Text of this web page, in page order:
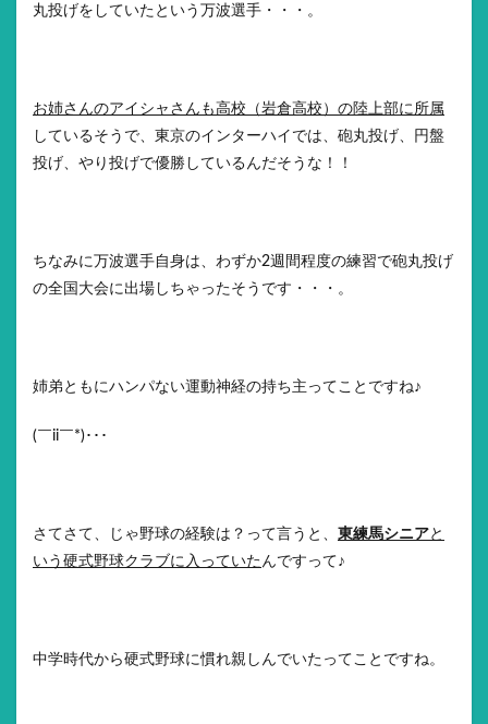
丸投げをしていたという万波選手・・・。
お姉さんのアイシャさんも高校（岩倉高校）の陸上部に所属
しているそうで、東京のインターハイでは、砲丸投げ、円盤
投げ、やり投げで優勝しているんだそうな！！
ちなみに万波選手自身は、わずか2週間程度の練習で砲丸投げ
の全国大会に出場しちゃったそうです・・・。
姉弟ともにハンパない運動神経の持ち主ってことですね♪
(￣ii￣*)･･･
さてさて、じゃ野球の経験は？って言うと、 東練馬シニアと
いう硬式野球クラブに入っていたんですって♪
中学時代から硬式野球に慣れ親しんでいたってことですね。